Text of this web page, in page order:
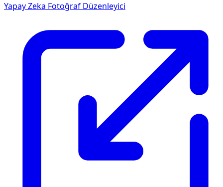
Yapay Zeka Fotoğraf Düzenleyici